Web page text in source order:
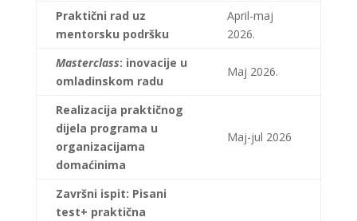
Praktični rad uz
mentorsku podršku
April-maj
2026.
Masterclass: inovacije u
omladinskom radu
Maj 2026.
Realizacija praktičnog
dijela programa u
organizacijama
domaćinima
Maj-jul 2026
Završni ispit: Pisani
test+ praktična